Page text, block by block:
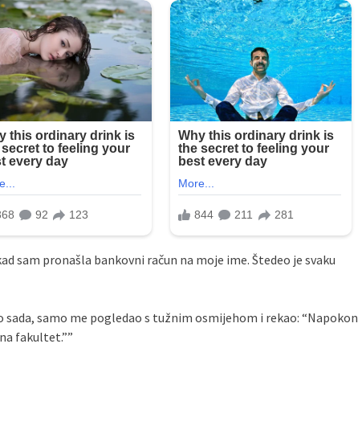
sam pronašla bankovni račun na moje ime. Štedeo je svaku
samo me pogledao s tužnim osmijehom i rekao: “Napokon
fakultet.””